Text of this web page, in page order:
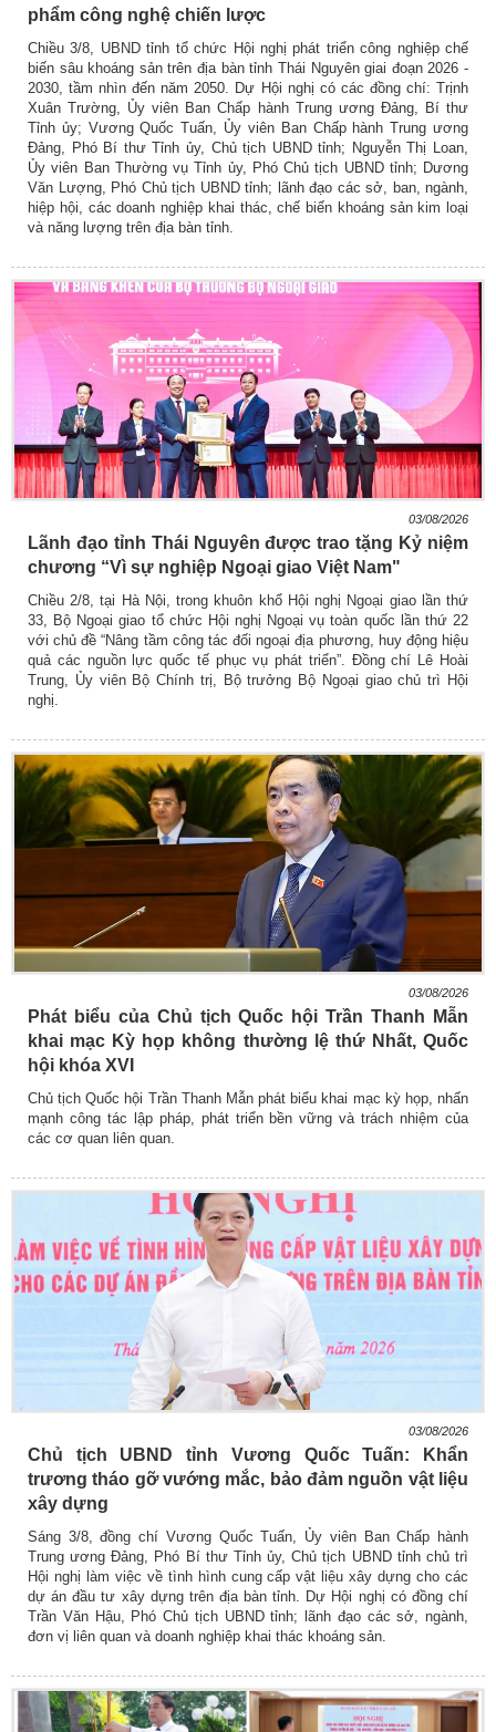
phẩm công nghệ chiến lược
Chiều 3/8, UBND tỉnh tổ chức Hội nghị phát triển công nghiệp chế
biến sâu khoáng sản trên địa bàn tỉnh Thái Nguyên giai đoạn 2026 -
2030, tầm nhìn đến năm 2050. Dự Hội nghị có các đồng chí: Trịnh
Xuân Trường, Ủy viên Ban Chấp hành Trung ương Đảng, Bí thư
Tỉnh ủy; Vương Quốc Tuấn, Ủy viên Ban Chấp hành Trung ương
Đảng, Phó Bí thư Tỉnh ủy, Chủ tịch UBND tỉnh; Nguyễn Thị Loan,
Ủy viên Ban Thường vụ Tỉnh ủy, Phó Chủ tịch UBND tỉnh; Dương
Văn Lượng, Phó Chủ tịch UBND tỉnh; lãnh đạo các sở, ban, ngành,
hiệp hội, các doanh nghiệp khai thác, chế biến khoáng sản kim loại
và năng lượng trên địa bàn tỉnh.
03/08/2026
Lãnh đạo tỉnh Thái Nguyên được trao tặng Kỷ niệm
chương “Vì sự nghiệp Ngoại giao Việt Nam"
Chiều 2/8, tại Hà Nội, trong khuôn khổ Hội nghị Ngoại giao lần thứ
33, Bộ Ngoại giao tổ chức Hội nghị Ngoại vụ toàn quốc lần thứ 22
với chủ đề “Nâng tầm công tác đối ngoại địa phương, huy động hiệu
quả các nguồn lực quốc tế phục vụ phát triển”. Đồng chí Lê Hoài
Trung, Ủy viên Bộ Chính trị, Bộ trưởng Bộ Ngoại giao chủ trì Hội
nghị.
03/08/2026
Phát biểu của Chủ tịch Quốc hội Trần Thanh Mẫn
khai mạc Kỳ họp không thường lệ thứ Nhất, Quốc
hội khóa XVI
Chủ tịch Quốc hội Trần Thanh Mẫn phát biểu khai mạc kỳ họp, nhấn
mạnh công tác lập pháp, phát triển bền vững và trách nhiệm của
các cơ quan liên quan.
03/08/2026
Chủ tịch UBND tỉnh Vương Quốc Tuấn: Khẩn
trương tháo gỡ vướng mắc, bảo đảm nguồn vật liệu
xây dựng
Sáng 3/8, đồng chí Vương Quốc Tuấn, Ủy viên Ban Chấp hành
Trung ương Đảng, Phó Bí thư Tỉnh ủy, Chủ tịch UBND tỉnh chủ trì
Hội nghị làm việc về tình hình cung cấp vật liệu xây dựng cho các
dự án đầu tư xây dựng trên địa bàn tỉnh. Dự Hội nghị có đồng chí
Trần Văn Hậu, Phó Chủ tịch UBND tỉnh; lãnh đạo các sở, ngành,
đơn vị liên quan và doanh nghiệp khai thác khoáng sản.